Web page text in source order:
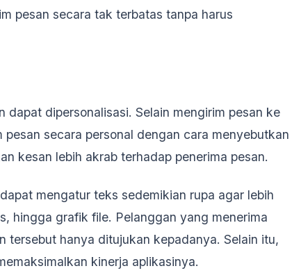
pesan secara tak terbatas tanpa harus
dapat dipersonalisasi. Selain mengirim pesan ke
secara personal dengan cara menyebutkan
kesan lebih akrab terhadap penerima pesan.
mengatur teks sedemikian rupa agar lebih
hingga grafik file. Pelanggan yang menerima
tersebut hanya ditujukan kepadanya. Selain itu,
kinerja aplikasinya.